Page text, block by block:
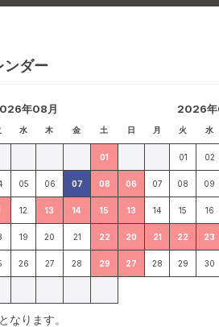
ンダー
年08月
水 木 金 土
01
05 06 07 08
12 13 14 15
19 20 21 22
26 27 28 29
2026年
日 月 火 水
01 02
06 07 08 09
13 14 15 16
20 21 22 23
27 28 29 30
なります。